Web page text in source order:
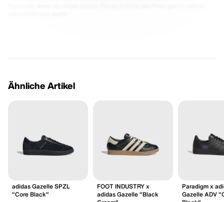
Ähnliche Artikel
adidas Gazelle SPZL
"Core Black"
FOOT INDUSTRY x
adidas Gazelle "Black
Paradigm x
Gazelle ADV